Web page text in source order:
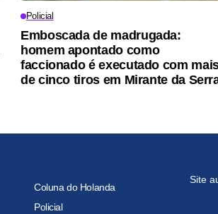
Policial
Emboscada de madrugada:
homem apontado como
faccionado é executado com
de cinco tiros em Mirante da
Coluna do Holanda
Policial
Site